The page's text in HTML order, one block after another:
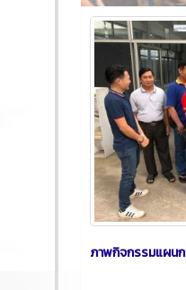
ภาพกิจกรรมแผนก